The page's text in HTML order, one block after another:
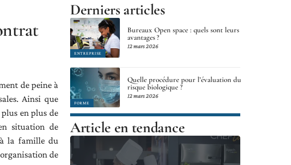
de peine à
Ainsi que
en plus de
situation de
la famille du
de
Derniers articles
ENTREPRISE
Bureaux Open space : quels sont leurs
avantages ?
12 mars 2026
FORME
Quelle procédure pour l’évaluation du
risque biologique ?
12 mars 2026
Article en tendance